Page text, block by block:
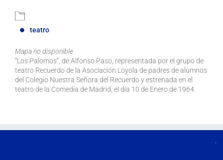
teatro
Mapa no disponible
“Los Palomos”, de Alfonso Paso, representada por el grupo de
teatro Recuerdo de la Asociación Loyola de padres de alumnos
del Colegio Nuestra Señora del Recuerdo y estrenada en el
teatro de la Comedia de Madrid, el día 10 de Enero de 1964.